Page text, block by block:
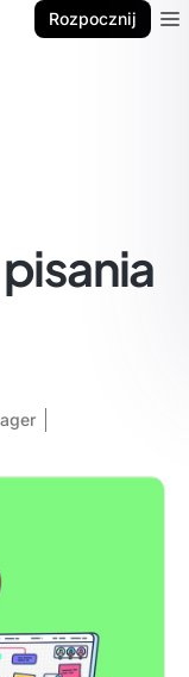
Rozpocznij